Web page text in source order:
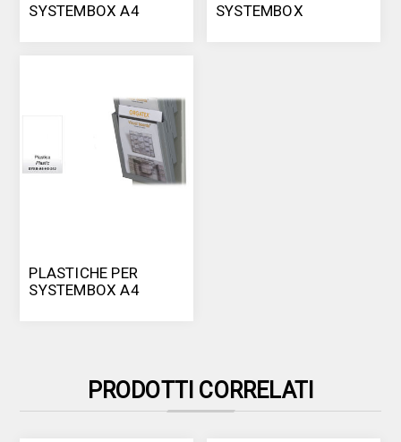
SYSTEMBOX A4 SYSTEMBOX
PLASTICHE PER
SYSTEMBOX A4
PRODOTTI CORRELATI